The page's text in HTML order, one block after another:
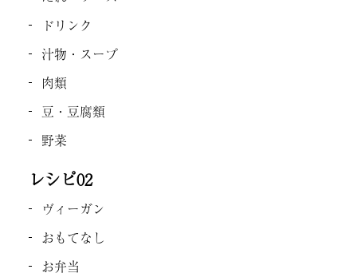
ドリンク
汁物・スープ
肉類
豆・豆腐類
野菜
レシピ02
ヴィーガン
おもてなし
お弁当